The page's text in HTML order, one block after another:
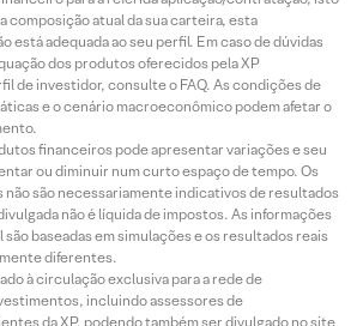
composição atual da sua carteira, esta
está adequada ao seu perfil. Em caso de dúvidas
dos produtos oferecidos pela XP
de investidor, consulte o FAQ. As condições de
e o cenário macroeconômico podem afetar o
financeiros pode apresentar variações e seu
ou diminuir num curto espaço de tempo. Os
são necessariamente indicativos de resultados
não é líquida de impostos. As informações
baseadas em simulações e os resultados reais
diferentes.
à circulação exclusiva para a rede de
incluindo assessores de
da XP, podendo também ser divulgado no site